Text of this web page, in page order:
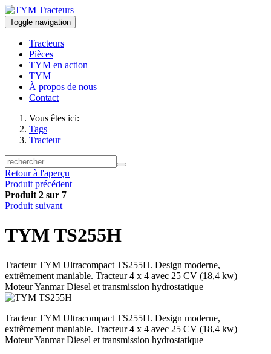
Toggle navigation
Tracteurs
Pièces
TYM en action
TYM
À propos de nous
Contact
Vous êtes ici:
Tags
Tracteur
Retour à l'aperçu
Produit précédent
Produit 2 sur 7
Produit suivant
TYM TS255H
Tracteur TYM Ultracompact TS255H. Design moderne,
extrêmement maniable. Tracteur 4 x 4 avec 25 CV (18,4 kw)
Moteur Yanmar Diesel et transmission hydrostatique
Tracteur TYM Ultracompact TS255H. Design moderne,
extrêmement maniable. Tracteur 4 x 4 avec 25 CV (18,4 kw)
Moteur Yanmar Diesel et transmission hydrostatique